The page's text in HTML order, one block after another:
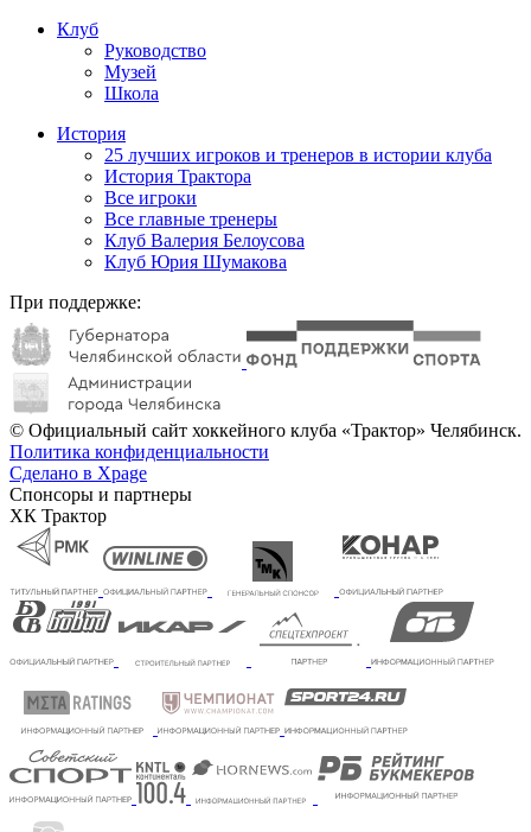
Клуб
Руководство
Музей
Школа
История
25 лучших игроков и тренеров в истории клуба
История Трактора
Все игроки
Все главные тренеры
Клуб Валерия Белоусова
Клуб Юрия Шумакова
При поддержке:
© Официальный сайт хоккейного клуба «Трактор» Челябинск.
Политика конфиденциальности
Сделано в Xpage
Спонсоры и партнеры
ХК Трактор